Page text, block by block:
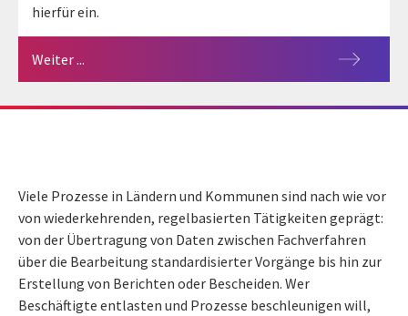
hierfür ein.
Weiter ...
Viele Prozesse in Ländern und Kommunen sind nach wie vor
von wiederkehrenden, regelbasierten Tätigkeiten geprägt:
von der Übertragung von Daten zwischen Fachverfahren
über die Bearbeitung standardisierter Vorgänge bis hin zur
Erstellung von Berichten oder Bescheiden. Wer
Beschäftigte entlasten und Prozesse beschleunigen will,